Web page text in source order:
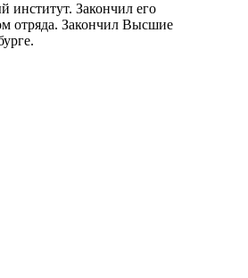
институт. Закончил его
отряда. Закончил Высшие